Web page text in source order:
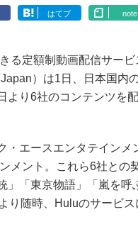
はてブ note
る定額制動画配信サービ
）は1日、日本国内
より6社のコンテンツを
エースエンタテインメ
メント。これら6社との
」「東京物語」「嵐を呼
り随時、Huluのサービス